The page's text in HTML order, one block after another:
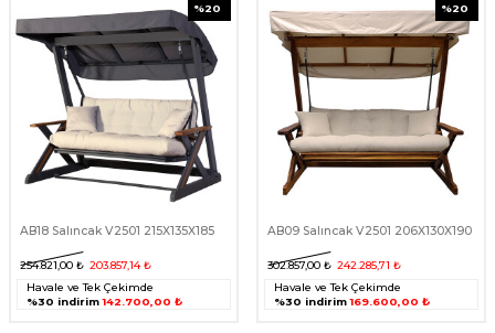
%20
AB18 Salıncak V2501 215X135X185
254.821,00 ₺ 203.857,14₺
Havale ve Tek Çekimde
%30 indirim 142.700,00 ₺
%20
AB09 Salıncak V2501 206X130X190
302.857,00 ₺ 242.285,71 ₺
Havale ve Tek Çekimde
%30 indirim 169.600,00 ₺